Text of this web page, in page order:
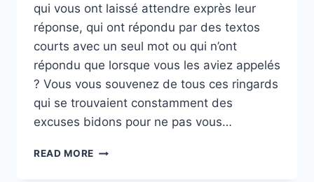
qui vous ont laissé attendre exprès leur
réponse, qui ont répondu par des textos
courts avec un seul mot ou qui n’ont
répondu que lorsque vous les aviez appelés
? Vous vous souvenez de tous ces ringards
qui se trouvaient constamment des
excuses bidons pour ne pas vous…
READ MORE 8